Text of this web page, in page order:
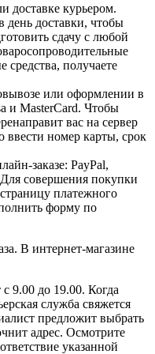
доставке курьером.
день доставки, чтобы
сдачу с любой
получаете
или оформлении в
и MasterCard. Чтобы
вас на сервер
ввести номер карты, срок
заказе: PayPal,
совершения покупки
платежного
форму по
В интернет-магазине
с 9.00 до 19.00. Когда
служба свяжется
предложит выбрать
адрес. Осмотрите
указанной